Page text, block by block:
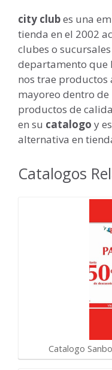
city clubes una
tienda en el 2002
clubes o
departamento que
nos trae productos
mayoreo dentro
productos de
en su catalogo y
alternativa en
Catalogos
Catalogo